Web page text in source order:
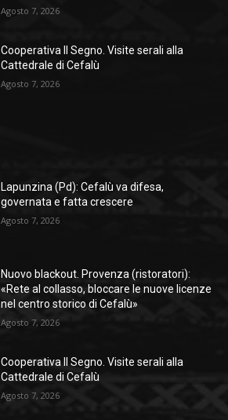
Agosto 7, 2026
Cooperativa Il Segno. Visite serali alla
Cattedrale di Cefalù
Agosto 7, 2026
Lapunzina (Pd): Cefalù va difesa,
governata e fatta crescere
Agosto 7, 2026
Nuovo blackout. Provenza (ristoratori):
«Rete al collasso, bloccare le nuove licenze
nel centro storico di Cefalù»
Agosto 7, 2026
Cooperativa Il Segno. Visite serali alla
Cattedrale di Cefalù
Agosto 7, 2026